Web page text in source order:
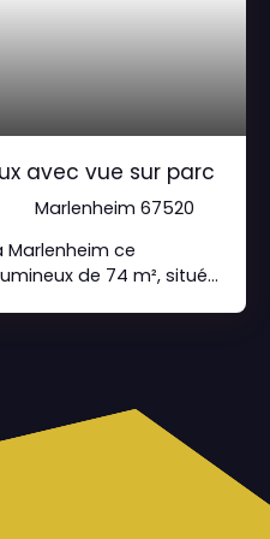
avec vue sur parc
Marlenheim 67520
Marlenheim ce
de 74 m², situé
accueillanteUn
m² donnant accès à
sur le parcUne cuisine